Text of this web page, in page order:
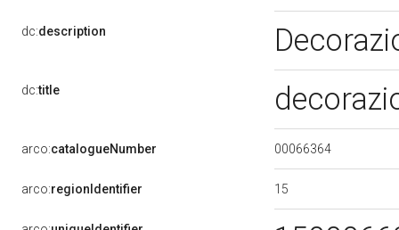
dc:description
dc:title
arco:catalogueNumber 00066364
arco:regionIdentifier 15